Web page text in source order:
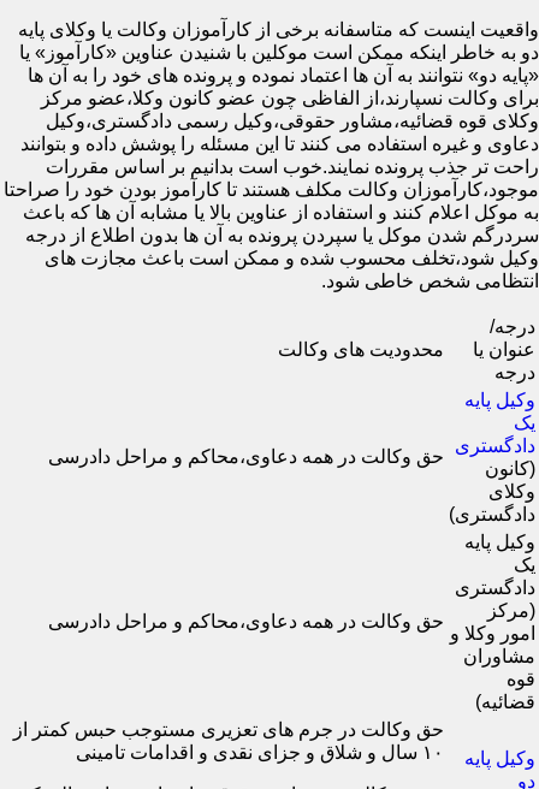
واقعیت اینست که متاسفانه برخی از کارآموزان وکالت یا وکلای پایه
دو به خاطر اینکه ممکن است موکلین با شنیدن عناوین «کارآموز» یا
«پایه دو» نتوانند به آن ها اعتماد نموده و پرونده های خود را به آن ها
برای وکالت نسپارند،از الفاظی چون عضو کانون وکلا،عضو مرکز
وکلای قوه قضائیه،مشاور حقوقی،وکیل رسمی دادگستری،وکیل
دعاوی و غیره استفاده می کنند تا این مسئله را پوشش داده و بتوانند
راحت تر جذب پرونده نمایند.خوب است بدانیم بر اساس مقررات
موجود،کارآموزان وکالت مکلف هستند تا کارآموز بودن خود را صراحتا
به موکل اعلام کنند و استفاده از عناوین بالا یا مشابه آن ها که باعث
سردرگم شدن موکل یا سپردن پرونده به آن ها بدون اطلاع از درجه
وکیل شود،تخلف محسوب شده و ممکن است باعث مجازت های
انتظامی شخص خاطی شود.
درجه/
عنوان یا
درجه
محدودیت های وکالت
وکیل پایه
یک
دادگستری
(کانون
وکلای
دادگستری)
حق وکالت در همه دعاوی،محاکم و مراحل دادرسی
وکیل پایه
یک
دادگستری
(مرکز
امور وکلا و
مشاوران
قوه
قضائیه)
حق وکالت در همه دعاوی،محاکم و مراحل دادرسی
وکیل پایه
دو
حق وکالت در جرم های تعزیری مستوجب حبس کمتر از
۱۰ سال و شلاق و جزای نقدی و اقدامات تامینی